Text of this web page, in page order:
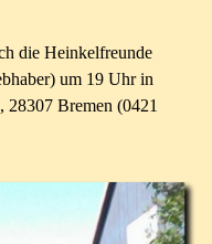
die Heinkelfreunde
um 19 Uhr in
28307 Bremen (0421
Heinz T.